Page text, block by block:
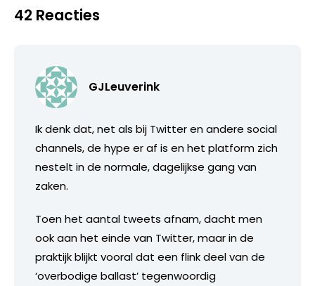
42 Reacties
GJLeuverink
Ik denk dat, net als bij Twitter en andere social
channels, de hype er af is en het platform zich
nestelt in de normale, dagelijkse gang van
zaken.
Toen het aantal tweets afnam, dacht men
ook aan het einde van Twitter, maar in de
praktijk blijkt vooral dat een flink deel van de
‘overbodige ballast’ tegenwoordig